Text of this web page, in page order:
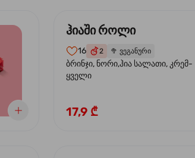
ჰიაში როლი
16 2 🥦 ვეგანური
ბრინჯი, ნორი,ჰია სალათი, კრემ-
ყველი
17,9 ₾